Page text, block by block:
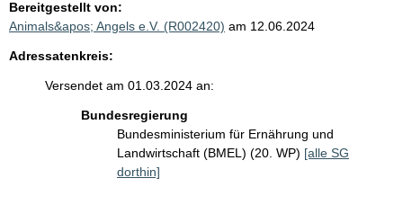
Bereitgestellt von:
Animals&apos; Angels e.V. (R002420) am 12.06.2024
Adressatenkreis:
Versendet am 01.03.2024 an:
Bundesregierung
Bundesministerium für Ernährung und
Landwirtschaft (BMEL) (20. WP) [alle SG
dorthin]